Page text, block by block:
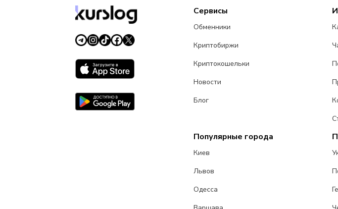
Сервисы
Обменники
Криптобиржи
Криптокошельки
Новости
Блог
Популярные города
Киев
Львов
Одесса